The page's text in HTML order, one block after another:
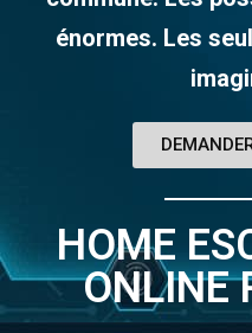
énormes. Les
HOME
ONLINE